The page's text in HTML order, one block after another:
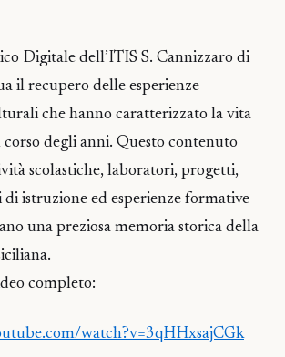
Digitale dell’ITIS S. Cannizzaro di
il recupero delle esperienze
che hanno caratterizzato la vita
degli anni. Questo contenuto
scolastiche, laboratori, progetti,
di istruzione ed esperienze formative
una preziosa memoria storica della
completo:
watch?v=3qHHxsajCGk